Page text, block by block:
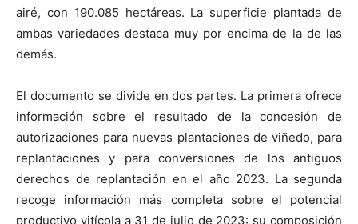
airé, con 190.085 hectáreas. La superficie plantada de
ambas variedades destaca muy por encima de la de las
demás.
El documento se divide en dos partes. La primera ofrece
información sobre el resultado de la concesión de
autorizaciones para nuevas plantaciones de viñedo, para
replantaciones y para conversiones de los antiguos
derechos de replantación en el año 2023. La segunda
recoge información más completa sobre el potencial
productivo vitícola a 31 de julio de 2023: su composición